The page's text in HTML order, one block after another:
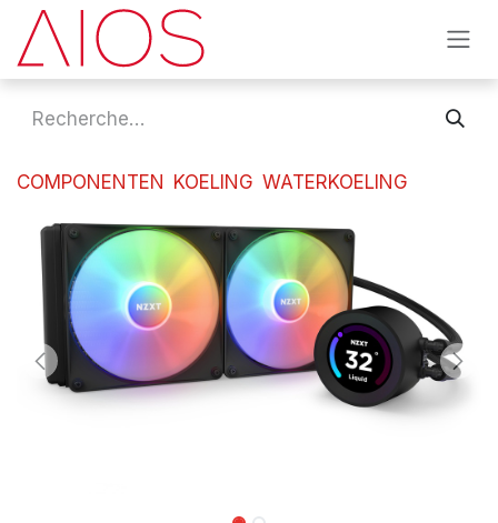
Se rendre au contenu
COMPONENTEN KOELING WATERKOELING